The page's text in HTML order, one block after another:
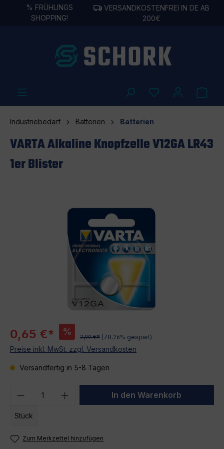
springen
% FRÜHLINGS
SHOPPING!
VERSANDKOSTENFREI IN DE AB
200€
Industriebedarf Batterien Batterien
VARTA Alkaline Knopfzelle V12GA LR43
1er Blister
Bildergalerie überspringen
0,65 €* %
2,99 €* (78.26% gespart)
Preise inkl. MwSt. zzgl. Versandkosten
Versandfertig in 5-8 Tagen
Produkt Anzahl: Gib den
Stück
In den Warenkorb
Zum Merkzettel hinzufügen